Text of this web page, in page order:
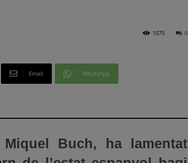
0
1075
Email WhatsApp
Buch, ha lamentat